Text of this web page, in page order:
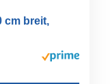
cm breit,